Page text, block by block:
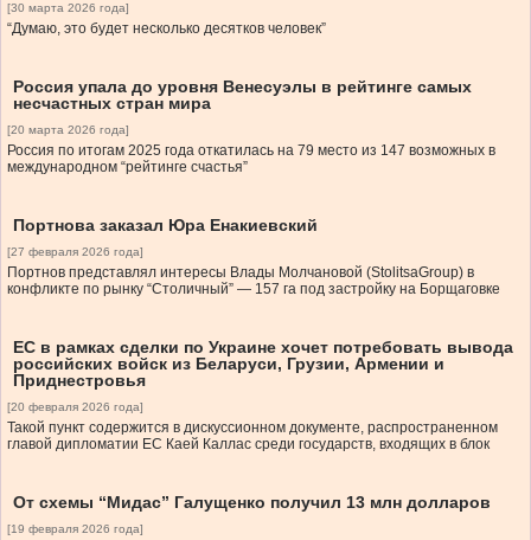
[30 марта 2026 года]
“Думаю, это будет несколько десятков человек”
Россия упала до уровня Венесуэлы в рейтинге самых
несчастных стран мира
[20 марта 2026 года]
Россия по итогам 2025 года откатилась на 79 место из 147 возможных в
международном “рейтинге счастья”
Портнова заказал Юра Енакиевский
[27 февраля 2026 года]
Портнов представлял интересы Влады Молчановой (StolitsaGroup) в
конфликте по рынку “Столичный” — 157 га под застройку на Борщаговке
ЕС в рамках сделки по Украине хочет потребовать вывода
российских войск из Беларуси, Грузии, Армении и
Приднестровья
[20 февраля 2026 года]
Такой пункт содержится в дискуссионном документе, распространенном
главой дипломатии ЕС Каей Каллас среди государств, входящих в блок
От схемы “Мидас” Галущенко получил 13 млн долларов
[19 февраля 2026 года]